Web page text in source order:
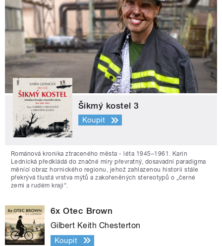
Šikmý kostel 3
Koupit
Románová kronika ztraceného města - léta 1945–1961. Karin
Lednická předkládá do značné míry převratný, dosavadní paradigma
měnící obraz hornického regionu, jehož zahlazenou historii stále
překrývá tlustá vrstva mýtů a zakořeněných stereotypů o „černé
zemi a rudém kraji“.
6x Otec Brown
Gilbert Keith Chesterton
Koupit